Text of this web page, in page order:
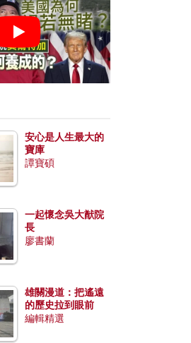
安心是人生最大的
寶庫
譚寶碩
一起懷念吳大猷院
長
廖書蘭
雄關漫道：把遙遠
的歷史拉到眼前
編輯精選